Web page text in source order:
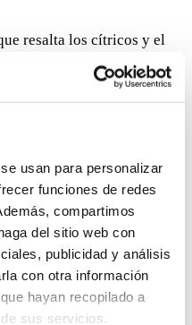
usan para personalizar
funciones de redes
compartimos
del sitio web con
publicidad y análisis
con otra información
hayan recopilado a
sus servicios.
resalta los cítricos y el
escalfados con
y jamón ibérico
, que representa la vida
especiadas, perfecto para
Grosellas y Puré de